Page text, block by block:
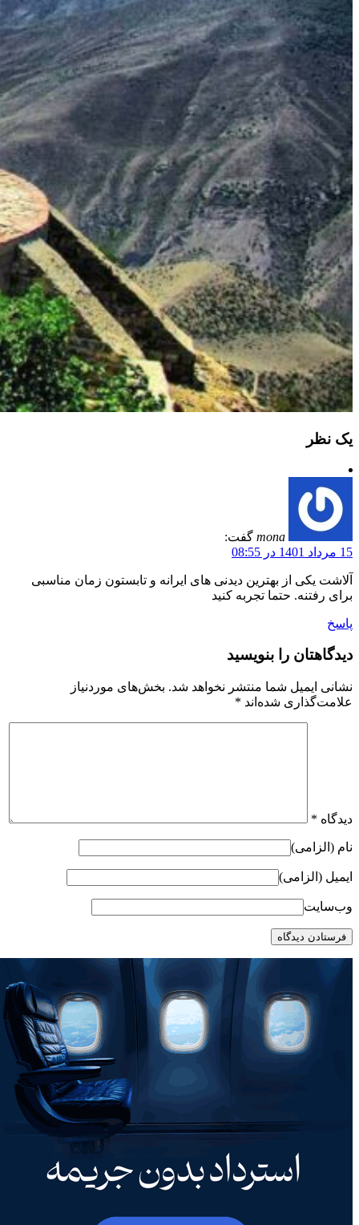
یک نظر
mona گفت:
15 مرداد 1401 در 08:55
آلاشت یکی از بهترین دیدنی های ایرانه و تابستون زمان مناسبی
برای رفتنه. حتما تجربه کنید
پاسخ
دیدگاهتان را بنویسید
نشانی ایمیل شما منتشر نخواهد شد. بخش‌های موردنیاز
علامت‌گذاری شده‌اند *
دیدگاه *
نام (الزامی)
ایمیل (الزامی)
وب‌سایت